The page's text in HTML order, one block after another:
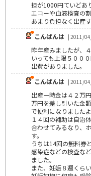
担が1000円ていどあ
エコーや血液検査の
あまり負担なく出産
こんばんは | 2011/
昨年産みましたが、
いっても上限５００
出費がありました。
こんばんは | 2011/
出産一時金は４２万
万円を差し引いた金
で便利になりましたよ
１４回の補助は自治
合わせてみるなり、
す。
うちは14回の無料券
感染症などの検査な
ました。
また、妊娠８週くら